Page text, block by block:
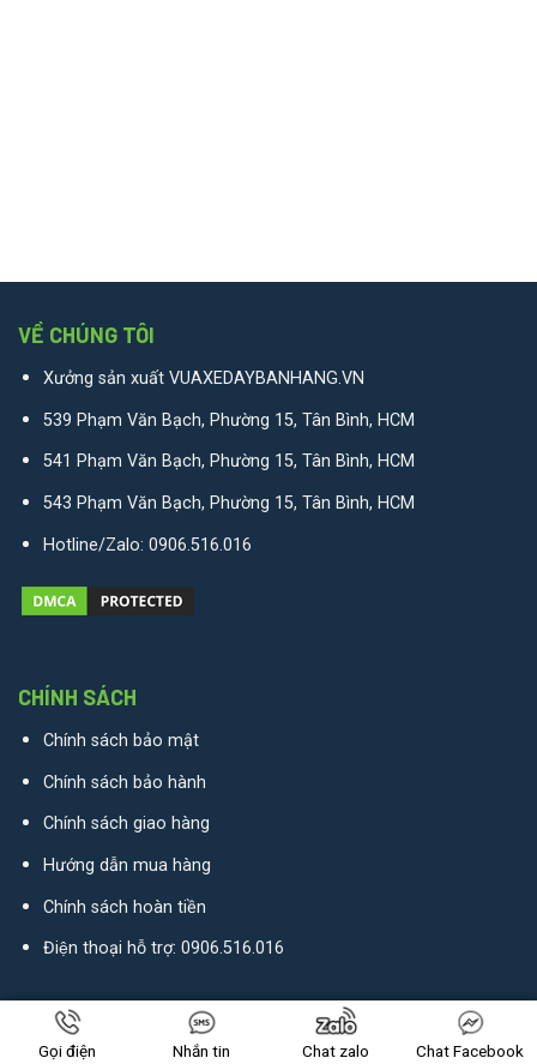
VỀ CHÚNG TÔI
Xưởng sản xuất VUAXEDAYBANHANG.VN
539 Phạm Văn Bạch, Phường 15, Tân Bình, HCM
541 Phạm Văn Bạch, Phường 15, Tân Bình, HCM
543 Phạm Văn Bạch, Phường 15, Tân Bình, HCM
Hotline/Zalo: 0906.516.016
CHÍNH SÁCH
Chính sách bảo mật
Chính sách bảo hành
Chính sách giao hàng
Hướng dẫn mua hàng
Chính sách hoàn tiền
Điện thoại hỗ trợ: 0906.516.016
CÁC CÂU HỎI THƯỜNG GẶP
Gọi điện Nhắn tin Chat zalo Chat Facebook